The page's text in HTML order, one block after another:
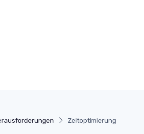
Zeitoptimierung